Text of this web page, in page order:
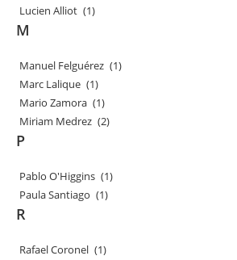
Lucien Alliot (1)
M
Manuel Felguérez (1)
Marc Lalique (1)
Mario Zamora (1)
Miriam Medrez (2)
P
Pablo O'Higgins (1)
Paula Santiago (1)
R
Rafael Coronel (1)